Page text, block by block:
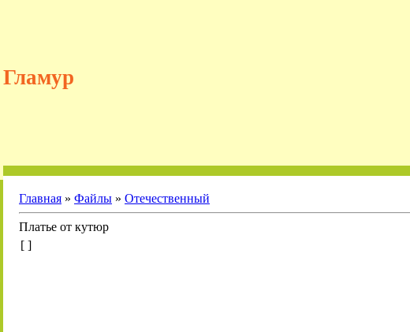
Гламур
Главная » Файлы » Отечественный
Платье от кутюр
[ ]